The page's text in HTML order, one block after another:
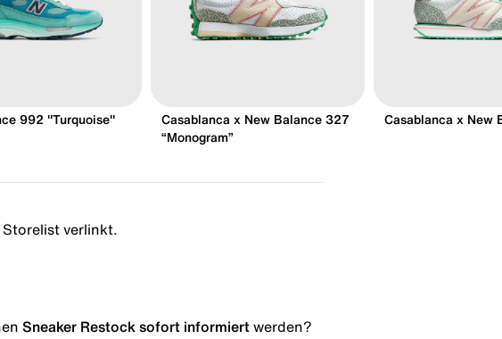
992 "Turquoise"
Casablanca x New Balance 327
“Monogram”
Casablanca x New
verlinkt.
Sneaker Restock sofort informiert werden?